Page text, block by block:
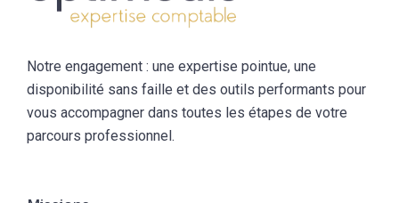
Notre engagement : une expertise pointue, une
disponibilité sans faille et des outils performants pour
vous accompagner dans toutes les étapes de votre
parcours professionnel.